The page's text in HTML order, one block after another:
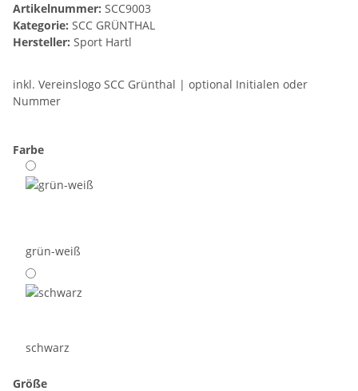
Artikelnummer: SCC9003
Kategorie: SCC GRÜNTHAL
Hersteller: Sport Hartl
inkl. Vereinslogo SCC Grünthal | optional Initialen oder
Nummer
Farbe
grün-weiß
schwarz
Größe